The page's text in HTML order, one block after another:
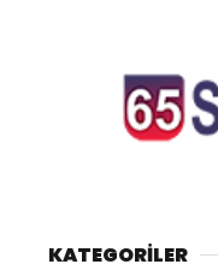
KATEGORİLER